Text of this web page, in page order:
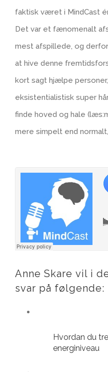
faktisk været i MindCast
Det var et fænomenalt
mest afspillede, og
at hive denne
kort sagt hjælpe
eksistentialistisk super
finde hoved og hale
mere simpelt end
Anne Skare vil i
svar på følgende:
Hvordan du
energiniveau